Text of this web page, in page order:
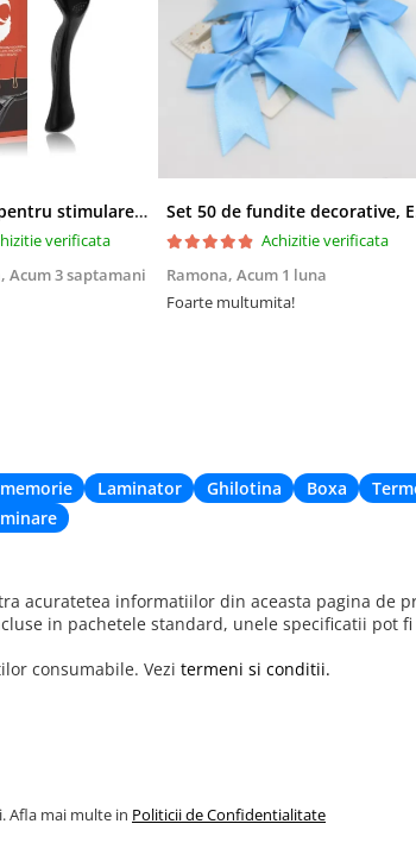
Derma-roller pentru stimularea cresterii parului, scalp si barba, Beard Roller
verificata
Acum 3 saptamani
Achizitie verificata
Ramona, Acum 1 luna
Foarte multumita!
Laminator Ghilotina Boxa
acuratetea informatiilor din aceasta pagina de
in pachetele standard, unele specificatii pot
consumabile. Vezi termeni si conditii.
Afla mai multe in Politicii de Confidentialitate